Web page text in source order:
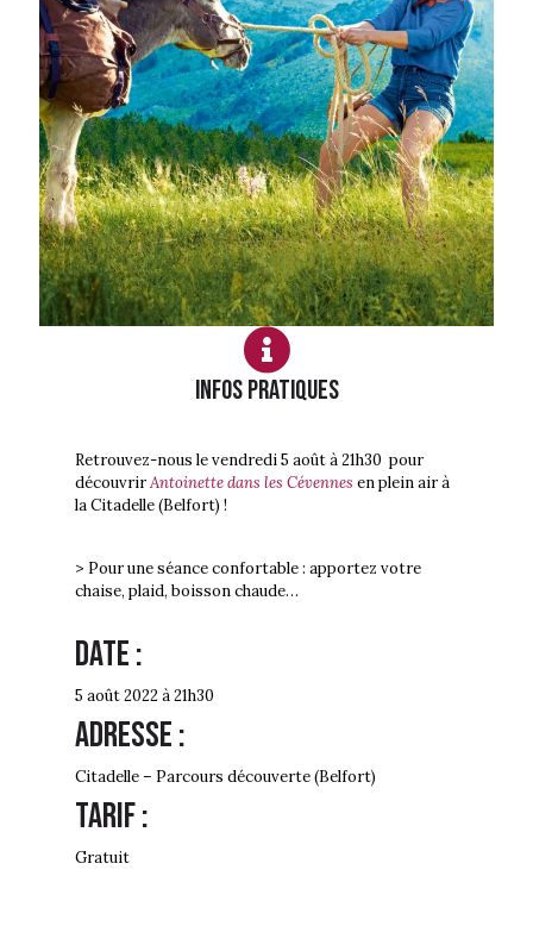
Infos PRATIQUES
Retrouvez-nous le vendredi 5 août à 21h30 pour
découvrirAntoinette dans les Cévennes en plein air à
la Citadelle (Belfort) !
> Pour une séance confortable : apportez votre
chaise, plaid, boisson chaude…
Date :
5 août 2022 à 21h30
ADREsse :
Citadelle – Parcours découverte (Belfort)
Tarif :
Gratuit